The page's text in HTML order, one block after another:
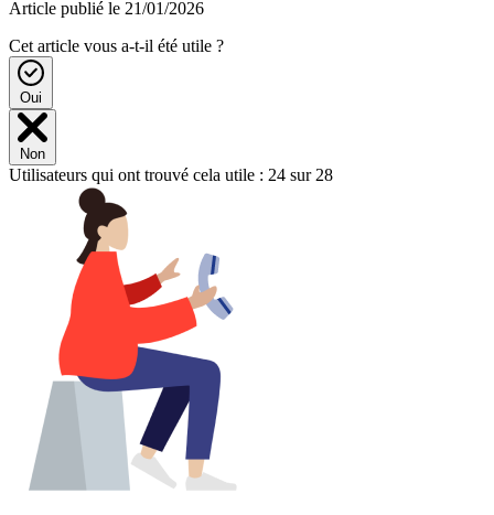
Article publié le 21/01/2026
Cet article vous a-t-il été utile ?
Oui
Non
Utilisateurs qui ont trouvé cela utile : 24 sur 28